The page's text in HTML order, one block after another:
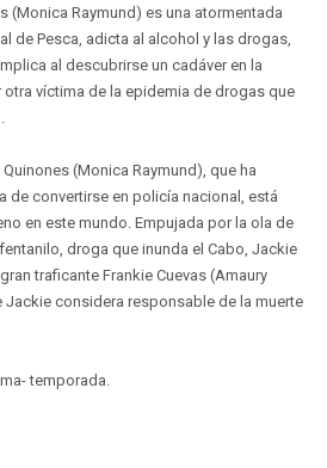
(Monica Raymund) es una atormentada
de Pesca, adicta al alcohol y las drogas,
al descubrirse un cadáver en la
otra víctima de la epidemia de drogas que
(Monica Raymund), que ha
de convertirse en policía nacional, está
en este mundo. Empujada por la ola de
droga que inunda el Cabo, Jackie
traficante Frankie Cuevas (Amaury
considera responsable de la muerte
temporada.